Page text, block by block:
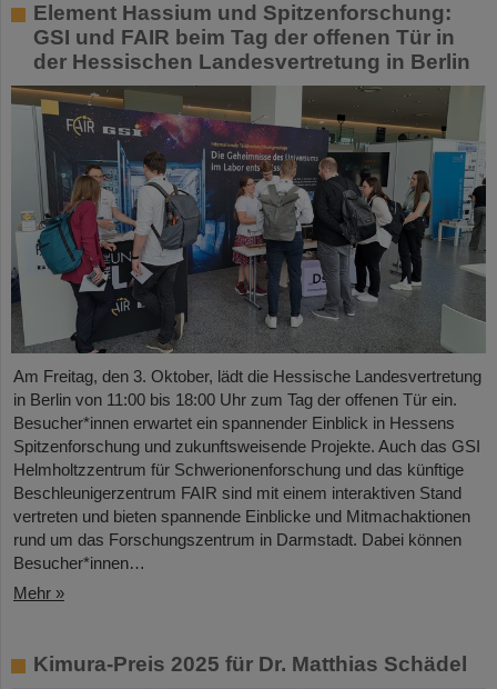
Element Hassium und Spitzenforschung:
GSI und FAIR beim Tag der offenen Tür in
der Hessischen Landesvertretung in Berlin
Am Freitag, den 3. Oktober, lädt die Hessische Landesvertretung
in Berlin von 11:00 bis 18:00 Uhr zum Tag der offenen Tür ein.
Besucher*innen erwartet ein spannender Einblick in Hessens
Spitzenforschung und zukunftsweisende Projekte. Auch das GSI
Helmholtzzentrum für Schwerionenforschung und das künftige
Beschleunigerzentrum FAIR sind mit einem interaktiven Stand
vertreten und bieten spannende Einblicke und Mitmachaktionen
rund um das Forschungszentrum in Darmstadt. Dabei können
Besucher*innen…
Mehr »
Kimura-Preis 2025 für Dr. Matthias Schädel